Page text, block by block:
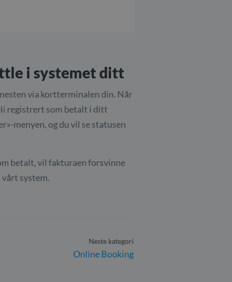
i systemet ditt
via kortterminalen din. Når
registrert som betalt i ditt
menyen, og du vil se statusen
betalt, vil fakturaen forsvinne
system.
Neste kategori
Online Booking